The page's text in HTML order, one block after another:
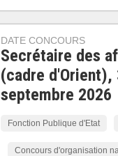
DATE CONCOURS
Secrétaire des
(cadre d'Orient),
septembre 2026
Fonction Publique d'Etat
Concours d'organisation